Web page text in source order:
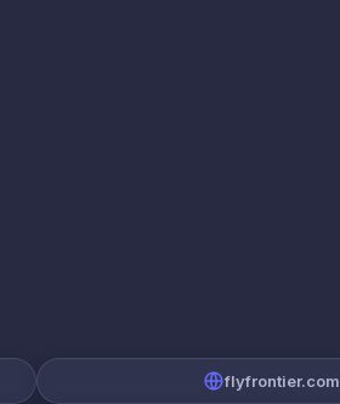
flyfrontier.com